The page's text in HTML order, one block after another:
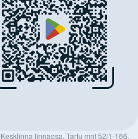
linnaosa, Tartu mnt 52/1-166,